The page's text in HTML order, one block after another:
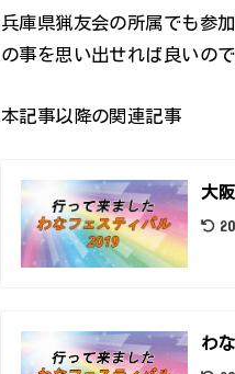
兵庫県猟友会の所属でも参
の事を思い出せれば良いので
本記事以降の関連記事
大
わ